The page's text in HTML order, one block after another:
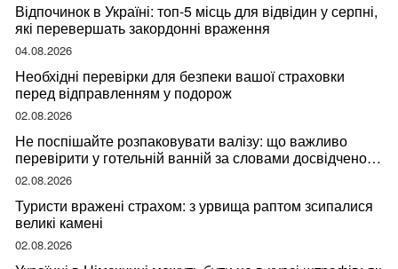
Відпочинок в Україні: топ-5 місць для відвідин у серпні,
які перевершать закордонні враження
04.08.2026
Необхідні перевірки для безпеки вашої страховки
перед відправленням у подорож
02.08.2026
Не поспішайте розпаковувати валізу: що важливо
перевірити у готельній ванній за словами досвідченої
мандрівниці
02.08.2026
Туристи вражені страхом: з урвища раптом зсипалися
великі камені
02.08.2026